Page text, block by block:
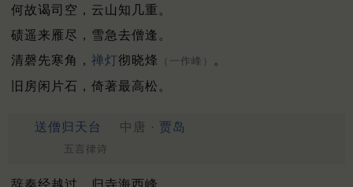
何故谒司空，云山知几重。
碛遥来雁尽，雪急去僧逢。
清磬先寒角， 禅灯彻晓烽 （一作峰）
。
旧房闲片石，倚著最高松。
送僧归天台 中唐 · 贾岛
五言律诗